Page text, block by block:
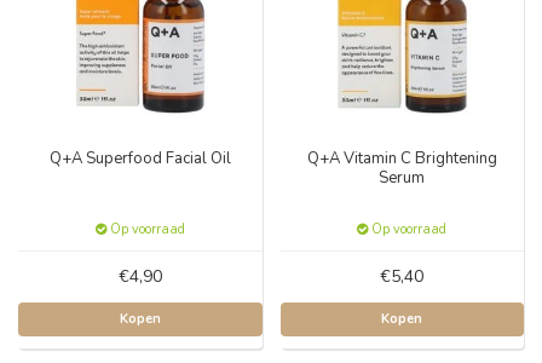
Q+A Superfood Facial Oil
Op voorraad
€4,90
Kopen
Q+A Vitamin C Brightening
Serum
Op voorraad
€5,40
Kopen